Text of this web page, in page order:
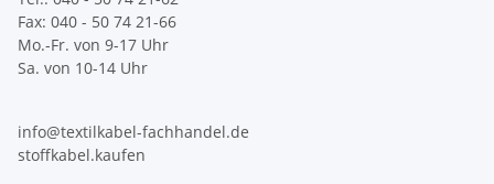
Fax: 040 - 50 74 21-66
Mo.-Fr. von 9-17 Uhr
Sa. von 10-14 Uhr
info@textilkabel-fachhandel.de
stoffkabel.kaufen